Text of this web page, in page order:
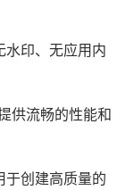
印、无应用内
供流畅的性能和
创建高质量的